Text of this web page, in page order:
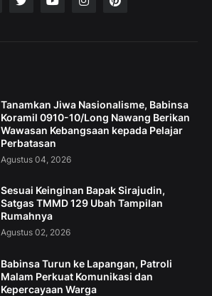
Tanamkan Jiwa Nasionalisme, Babinsa
Koramil 0910-10/Long Nawang Berikan
Wawasan Kebangsaan kepada Pelajar
Perbatasan
Agustus 04, 2026
Sesuai Keinginan Bapak Sirajudin,
Satgas TMMD 129 Ubah Tampilan
Rumahnya
Agustus 02, 2026
Babinsa Turun ke Lapangan, Patroli
Malam Perkuat Komunikasi dan
Kepercayaan Warga